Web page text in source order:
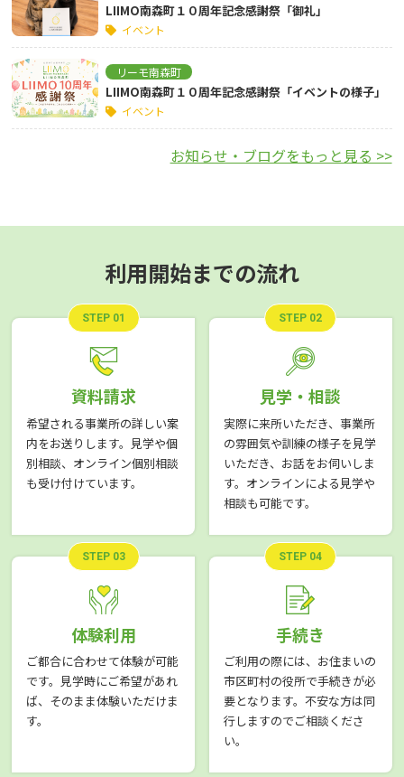
LIIMO南森町１０周年記念感謝祭「御礼」
イベント
リーモ南森町
LIIMO南森町１０周年記念感謝祭「イベントの様子」
イベント
お知らせ・ブログをもっと見る >>
利用開始までの流れ
STEP 01
資料請求
希望される事業所の詳しい案
内をお送りします。見学や個
別相談、オンライン個別相談
も受け付けています。
STEP 02
見学・相談
実際に来所いただき、事業所
の雰囲気や訓練の様子を見学
いただき、お話をお伺いしま
す。オンラインによる見学や
相談も可能です。
STEP 03
体験利用
ご都合に合わせて体験が可能
です。見学時にご希望があれ
ば、そのまま体験いただけま
す。
STEP 04
手続き
ご利用の際には、お住まいの
市区町村の役所で手続きが必
要となります。不安な方は同
行しますのでご相談くださ
い。